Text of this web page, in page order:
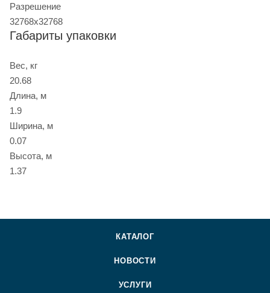
Разрешение
32768х32768
Габариты упаковки
Вес, кг
20.68
Длина, м
1.9
Ширина, м
0.07
Высота, м
1.37
КАТАЛОГ
НОВОСТИ
УСЛУГИ